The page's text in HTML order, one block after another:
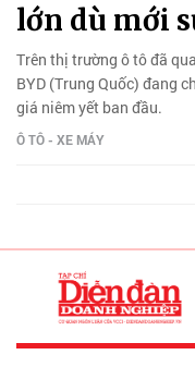
lớn dù mới
Trên thị trường ô tô đã
BYD (Trung Quốc) đang
giá niêm yết ban đầu.
Ô TÔ - XE MÁY